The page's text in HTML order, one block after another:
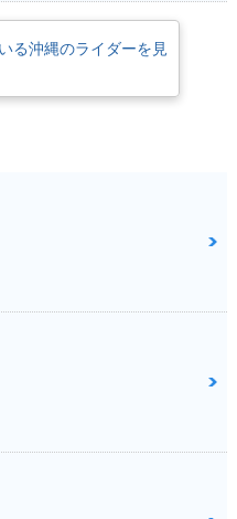
る沖縄のライダーを見